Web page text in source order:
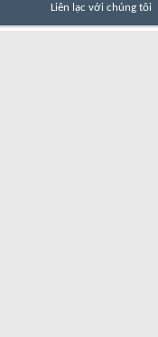
Liên lạc với chúng tôi